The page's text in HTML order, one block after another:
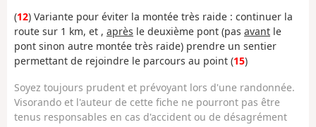
(12) Variante pour éviter la montée très raide : continuer la
route sur 1 km, et , après le deuxième pont (pas avant le
pont sinon autre montée très raide) prendre un sentier
permettant de rejoindre le parcours au point (15)
Soyez toujours prudent et prévoyant lors d'une randonnée.
Visorando et l'auteur de cette fiche ne pourront pas être
tenus responsables en cas d'accident ou de désagrément